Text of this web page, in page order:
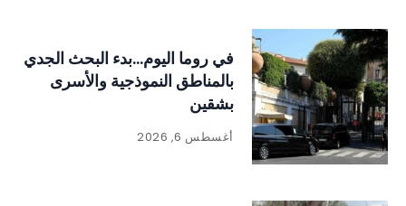
في روما اليوم…بدء البحث الجدي
بالمناطق النموذجية والأسرى
بشقين
أغسطس 6, 2026